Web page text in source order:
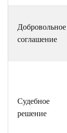
Добровольное
соглашение
Судебное
решение